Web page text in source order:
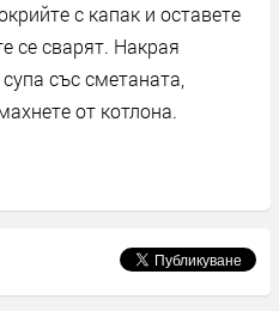
с капак и оставете
се сварят. Накрая
със сметаната,
от котлона.